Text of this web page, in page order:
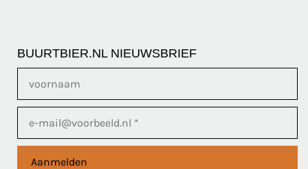
BUURTBIER.NL NIEUWSBRIEF
Aanmelden